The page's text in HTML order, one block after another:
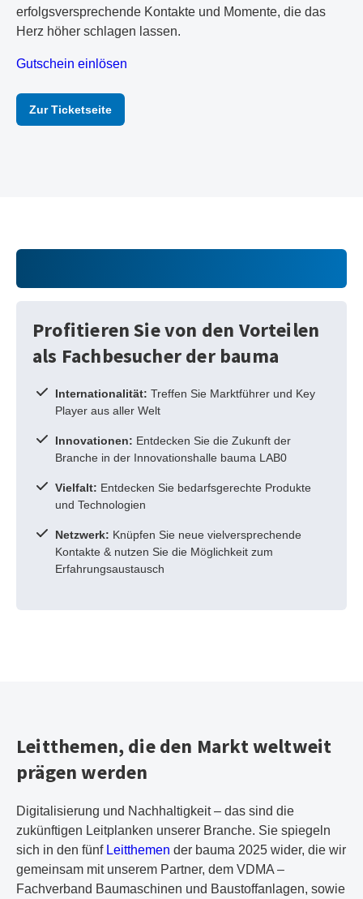
erfolgsversprechende Kontakte und Momente, die das
Herz höher schlagen lassen.
Gutschein einlösen
Zur Ticketseite
Profitieren Sie von den Vorteilen
als Fachbesucher der bauma
Internationalität: Treffen Sie Marktführer und Key
Player aus aller Welt
Innovationen: Entdecken Sie die Zukunft der
Branche in der Innovationshalle bauma LAB0
Vielfalt: Entdecken Sie bedarfsgerechte Produkte
und Technologien
Netzwerk: Knüpfen Sie neue vielversprechende
Kontakte & nutzen Sie die Möglichkeit zum
Erfahrungsaustausch
Leitthemen, die den Markt weltweit
prägen werden
Digitalisierung und Nachhaltigkeit – das sind die
zukünftigen Leitplanken unserer Branche. Sie spiegeln
sich in den fünf Leitthemen der bauma 2025 wider, die wir
gemeinsam mit unserem Partner, dem VDMA –
Fachverband Baumaschinen und Baustoffanlagen, sowie